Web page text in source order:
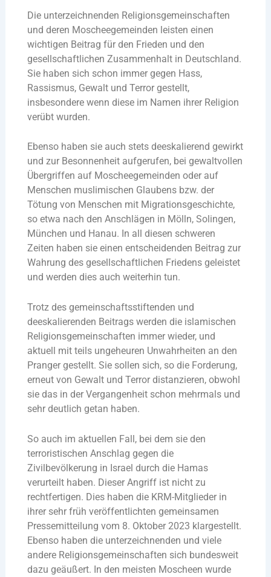
Die unterzeichnenden Religionsgemeinschaften
und deren Moscheegemeinden leisten einen
wichtigen Beitrag für den Frieden und den
gesellschaftlichen Zusammenhalt in Deutschland.
Sie haben sich schon immer gegen Hass,
Rassismus, Gewalt und Terror gestellt,
insbesondere wenn diese im Namen ihrer Religion
verübt wurden.
Ebenso haben sie auch stets deeskalierend gewirkt
und zur Besonnenheit aufgerufen, bei gewaltvollen
Übergriffen auf Moscheegemeinden oder auf
Menschen muslimischen Glaubens bzw. der
Tötung von Menschen mit Migrationsgeschichte,
so etwa nach den Anschlägen in Mölln, Solingen,
München und Hanau. In all diesen schweren
Zeiten haben sie einen entscheidenden Beitrag zur
Wahrung des gesellschaftlichen Friedens geleistet
und werden dies auch weiterhin tun.
Trotz des gemeinschaftsstiftenden und
deeskalierenden Beitrags werden die islamischen
Religionsgemeinschaften immer wieder, und
aktuell mit teils ungeheuren Unwahrheiten an den
Pranger gestellt. Sie sollen sich, so die Forderung,
erneut von Gewalt und Terror distanzieren, obwohl
sie das in der Vergangenheit schon mehrmals und
sehr deutlich getan haben.
So auch im aktuellen Fall, bei dem sie den
terroristischen Anschlag gegen die
Zivilbevölkerung in Israel durch die Hamas
verurteilt haben. Dieser Angriff ist nicht zu
rechtfertigen. Dies haben die KRM-Mitglieder in
ihrer sehr früh veröffentlichten gemeinsamen
Pressemitteilung vom 8. Oktober 2023 klargestellt.
Ebenso haben die unterzeichnenden und viele
andere Religionsgemeinschaften sich bundesweit
dazu geäußert. In den meisten Moscheen wurde